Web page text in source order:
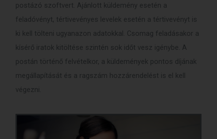
postázó szoftvert. Ajánlott küldemény esetén a
feladóvényt, tértivevényes levelek esetén a tértivevényt is
ki kell tölteni ugyanazon adatokkal. Csomag feladásakor a
kísérő iratok kitöltése szintén sok időt vesz igénybe. A
postán történő felvételkor, a küldemények pontos díjának
megállapítását és a ragszám hozzárendelést is el kell
végezni.